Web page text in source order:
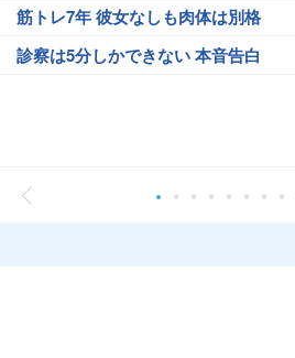
筋トレ7年 彼女なしも肉体は別格
診察は5分しかできない 本音告白